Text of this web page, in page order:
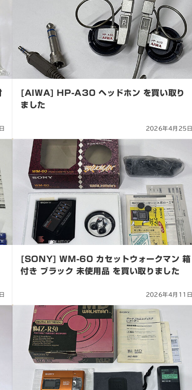
[AIWA] HP-A30 ヘッドホン を買い取り
ました
2026年4月25日
[SONY] WM-60 カセットウォークマン 箱
付き ブラック 未使用品 を買い取りました
2026年4月11日